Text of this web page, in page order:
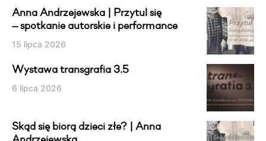
Anna Andrzejewska | Przytul się
— spotkanie autorskie i performance
15 lipca 2026
Wystawa transgrafia 3.5
6 lipca 2026
Skąd się biorą dzieci złe? | Anna